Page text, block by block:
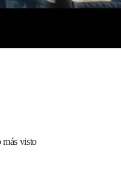
más visto